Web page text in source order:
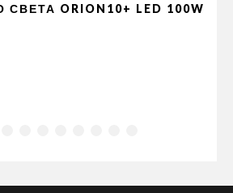
ORION10+ LED 100W